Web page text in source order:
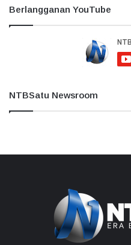
Berlangganan YouTube
NTBSatu Newsroom